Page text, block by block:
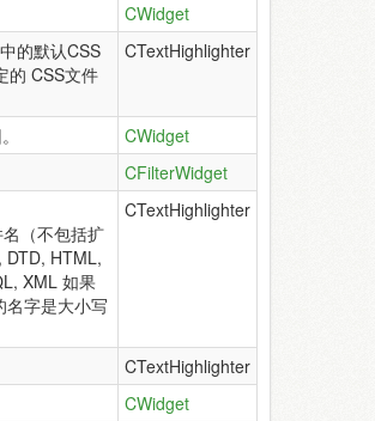
CWidget
的默认CSS
的 CSS文件
CTextHighlighter
CWidget
CFilterWidget
（不包括扩
DTD, HTML,
XML 如果
名字是大小写
CTextHighlighter
CTextHighlighter
CWidget